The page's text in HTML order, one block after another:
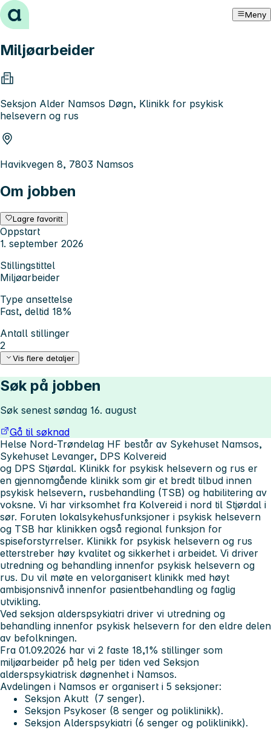
Hopp til innhold Meny
Miljøarbeider
Seksjon Alder Namsos Døgn, Klinikk for psykisk
helsevern og rus
Havikvegen 8, 7803 Namsos
Om jobben
Lagre favoritt
Oppstart
1. september 2026
Stillingstittel
Miljøarbeider
Type ansettelse
Fast, deltid 18%
Antall stillinger
2
Vis flere detaljer
Søk på jobben
Søk senest søndag 16. august
Gå til søknad
Helse Nord-Trøndelag HF består av Sykehuset Namsos,
Sykehuset Levanger, DPS Kolvereid
og DPS Stjørdal. Klinikk for psykisk helsevern og rus er
en gjennomgående klinikk som gir et bredt tilbud innen
psykisk helsevern, rusbehandling (TSB) og habilitering av
voksne. Vi har virksomhet fra Kolvereid i nord til Stjørdal i
sør. Foruten lokalsykehusfunksjoner i psykisk helsevern
og TSB har klinikken også regional funksjon for
spiseforstyrrelser. Klinikk for psykisk helsevern og rus
etterstreber høy kvalitet og sikkerhet i arbeidet. Vi driver
utredning og behandling innenfor psykisk helsevern og
rus. Du vil møte en velorganisert klinikk med høyt
ambisjonsnivå innenfor pasientbehandling og faglig
utvikling.
Ved seksjon alderspsykiatri driver vi utredning og
behandling innenfor psykisk helsevern for den eldre delen
av befolkningen.
Fra 01.09.2026 har vi 2 faste 18,1% stillinger som
miljøarbeider på helg per tiden ved Seksjon
alderspsykiatrisk døgnenhet i Namsos.
Avdelingen i Namsos er organisert i 5 seksjoner:
Seksjon Akutt (7 senger).
Seksjon Psykoser (8 senger og poliklinikk).
Seksjon Alderspsykiatri (6 senger og poliklinikk).